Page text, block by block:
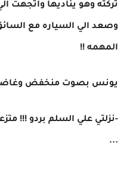
تركته وهو يناديها واتجهت
وصعد الي السياره مع
المهمه !!
يونس بصوت منخفض
-نزلتي علي السلم بردو !!!
...